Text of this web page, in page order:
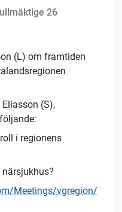
26
(L) om framtiden
(S),
i regionens
Meetings/vgregion/